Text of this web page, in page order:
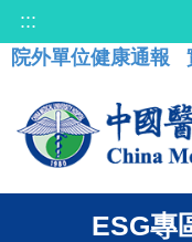
:::
院外單位健康通報
ESG專